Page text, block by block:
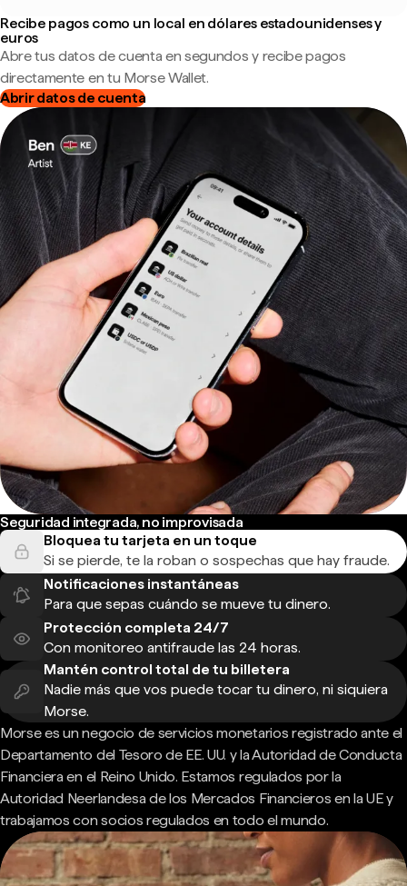
Recibe pagos como un local en dólares estadounidenses y
euros
Abre tus datos de cuenta en segundos y recibe pagos
directamente en tu Morse Wallet.
Abrir datos de cuenta
Seguridad integrada, no improvisada
Bloquea tu tarjeta en un toque
Si se pierde, te la roban o sospechas que hay fraude.
Notificaciones instantáneas
Para que sepas cuándo se mueve tu dinero.
Protección completa 24/7
Con monitoreo antifraude las 24 horas.
Mantén control total de tu billetera
Nadie más que vos puede tocar tu dinero, ni siquiera
Morse.
Morse es un negocio de servicios monetarios registrado ante el
Departamento del Tesoro de EE. UU. y la Autoridad de Conducta
Financiera en el Reino Unido. Estamos regulados por la
Autoridad Neerlandesa de los Mercados Financieros en la UE y
trabajamos con socios regulados en todo el mundo.